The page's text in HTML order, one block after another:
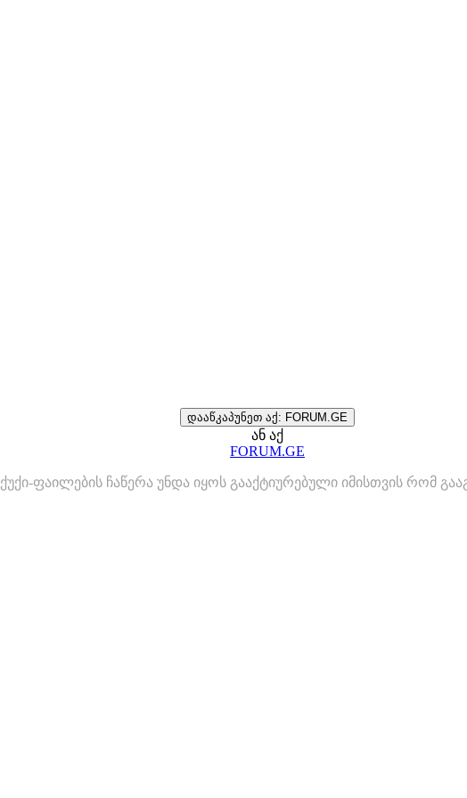
დააწკაპუნეთ აქ: FORUM.GE
ან აქ
FORUM.GE
ქუქი-ფაილების ჩაწერა უნდა იყოს გააქტიურებული იმისთვის რომ